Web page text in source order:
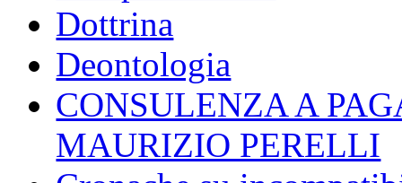
Dottrina
Deontologia
CONSULENZA A
MAURIZIO PERELLI